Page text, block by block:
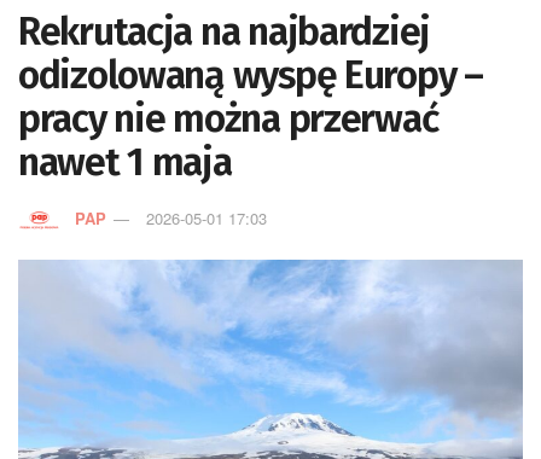
Rekrutacja na najbardziej
odizolowaną wyspę Europy –
pracy nie można przerwać
nawet 1 maja
PAP 2026-05-01 17:03